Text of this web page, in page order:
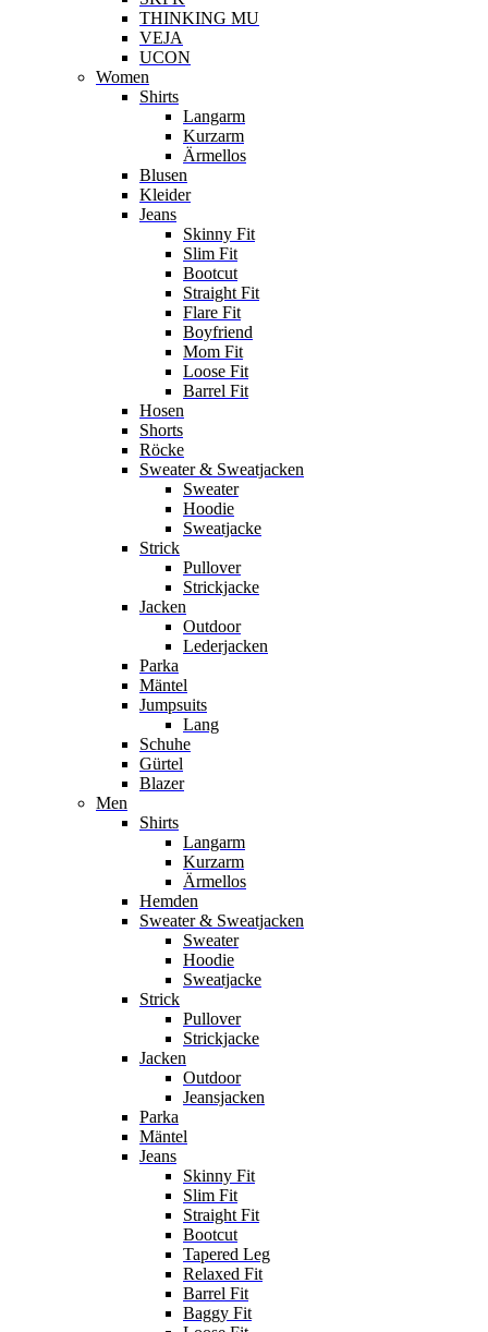
THINKING MU
VEJA
UCON
Women
Shirts
Langarm
Kurzarm
Ärmellos
Blusen
Kleider
Jeans
Skinny Fit
Slim Fit
Bootcut
Straight Fit
Flare Fit
Boyfriend
Mom Fit
Loose Fit
Barrel Fit
Hosen
Shorts
Röcke
Sweater & Sweatjacken
Sweater
Hoodie
Sweatjacke
Strick
Pullover
Strickjacke
Jacken
Outdoor
Lederjacken
Parka
Mäntel
Jumpsuits
Lang
Schuhe
Gürtel
Blazer
Men
Shirts
Langarm
Kurzarm
Ärmellos
Hemden
Sweater & Sweatjacken
Sweater
Hoodie
Sweatjacke
Strick
Pullover
Strickjacke
Jacken
Outdoor
Jeansjacken
Parka
Mäntel
Jeans
Skinny Fit
Slim Fit
Straight Fit
Bootcut
Tapered Leg
Relaxed Fit
Barrel Fit
Baggy Fit